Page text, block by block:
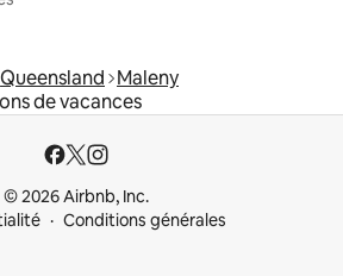
Queensland Maleny
de vacances
© 2026 Airbnb, Inc.
Conditions générales